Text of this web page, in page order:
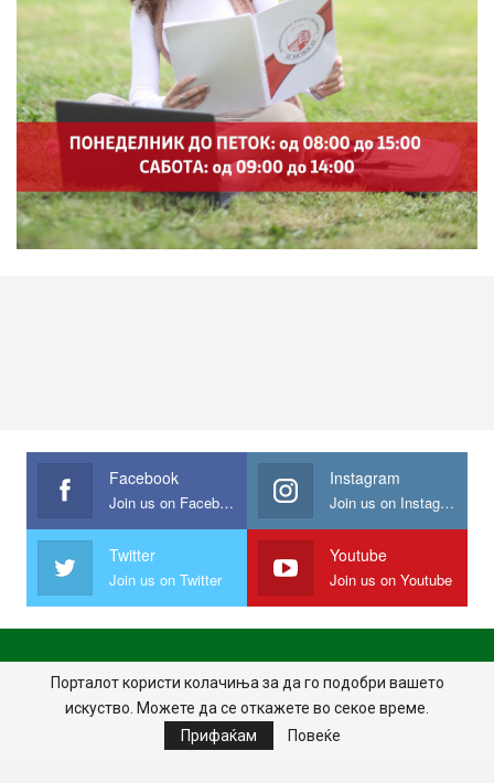
Facebook
Join us on Facebook
Instagram
Join us on Instagram
Twitter
Join us on Twitter
Youtube
Join us on Youtube
ПОЧЕТНА ПОЛИТИКА НА ПРИВАТНОСТ
ИМПРЕСУМ
ПРАВИЛА НА КОРИСТЕЊЕ
Порталот користи колачиња за да го подобри вашето
искуство. Можете да се откажете во секое време.
Прифаќам
Повеќе